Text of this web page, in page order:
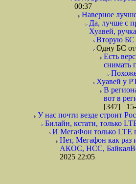
00:37
Наверное
Да, лучше с
Хуавей,
Вторую БС
Одну БС
Есть
снимать
Хуавей у
В
вот в
[347] 15-
У нас почти везде строит
Билайн, кстати, только
И МегаФон только LTE
Нет, Мегафон как раз
АКОС, НСС,
2025 22:05